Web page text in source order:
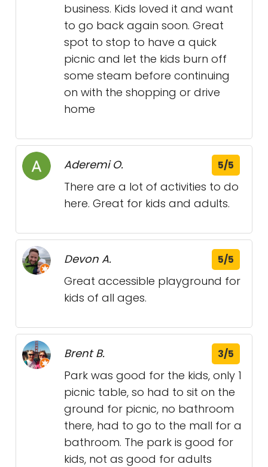
business. Kids loved it and want
to go back again soon. Great
spot to stop to have a quick
picnic and let the kids burn off
some steam before continuing
on with the shopping or drive
home
Aderemi O. 5/5
There are a lot of activities to do
here. Great for kids and adults.
Devon A. 5/5
Great accessible playground for
kids of all ages.
Brent B. 3/5
Park was good for the kids, only 1
picnic table, so had to sit on the
ground for picnic, no bathroom
there, had to go to the mall for a
bathroom. The park is good for
kids, not as good for adults